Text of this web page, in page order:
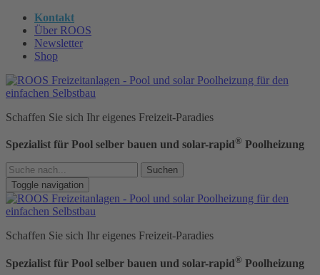
Kontakt
Über ROOS
Newsletter
Shop
Schaffen Sie sich Ihr eigenes Freizeit-Paradies
Spezialist für Pool selber bauen und solar-rapid® Poolheizung
Suchen
Toggle navigation
Schaffen Sie sich Ihr eigenes Freizeit-Paradies
Spezialist für Pool selber bauen und solar-rapid® Poolheizung